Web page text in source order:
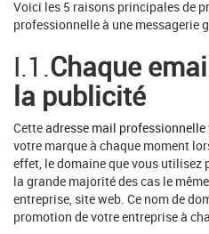
Voici les 5 raisons principales de
professionnelle à une messagerie
I.1.Chaque
la publicité
Cetteadresse mail professionnelle
votre marque à chaque moment
effet, le domaine que vous utilisez
la grande majorité des cas le
entreprise, site web. Ce nom de
promotion de votre entreprise à